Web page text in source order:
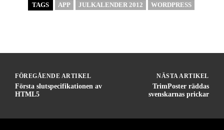
TAGS APP JULKALENDER 2012 WORDPRESS
FÖREGÅENDE ARTIKEL
Första slutspecifikationen av
HTML5
NÄSTA ARTIKEL
TrimPoster räddas
svenskarnas prickar